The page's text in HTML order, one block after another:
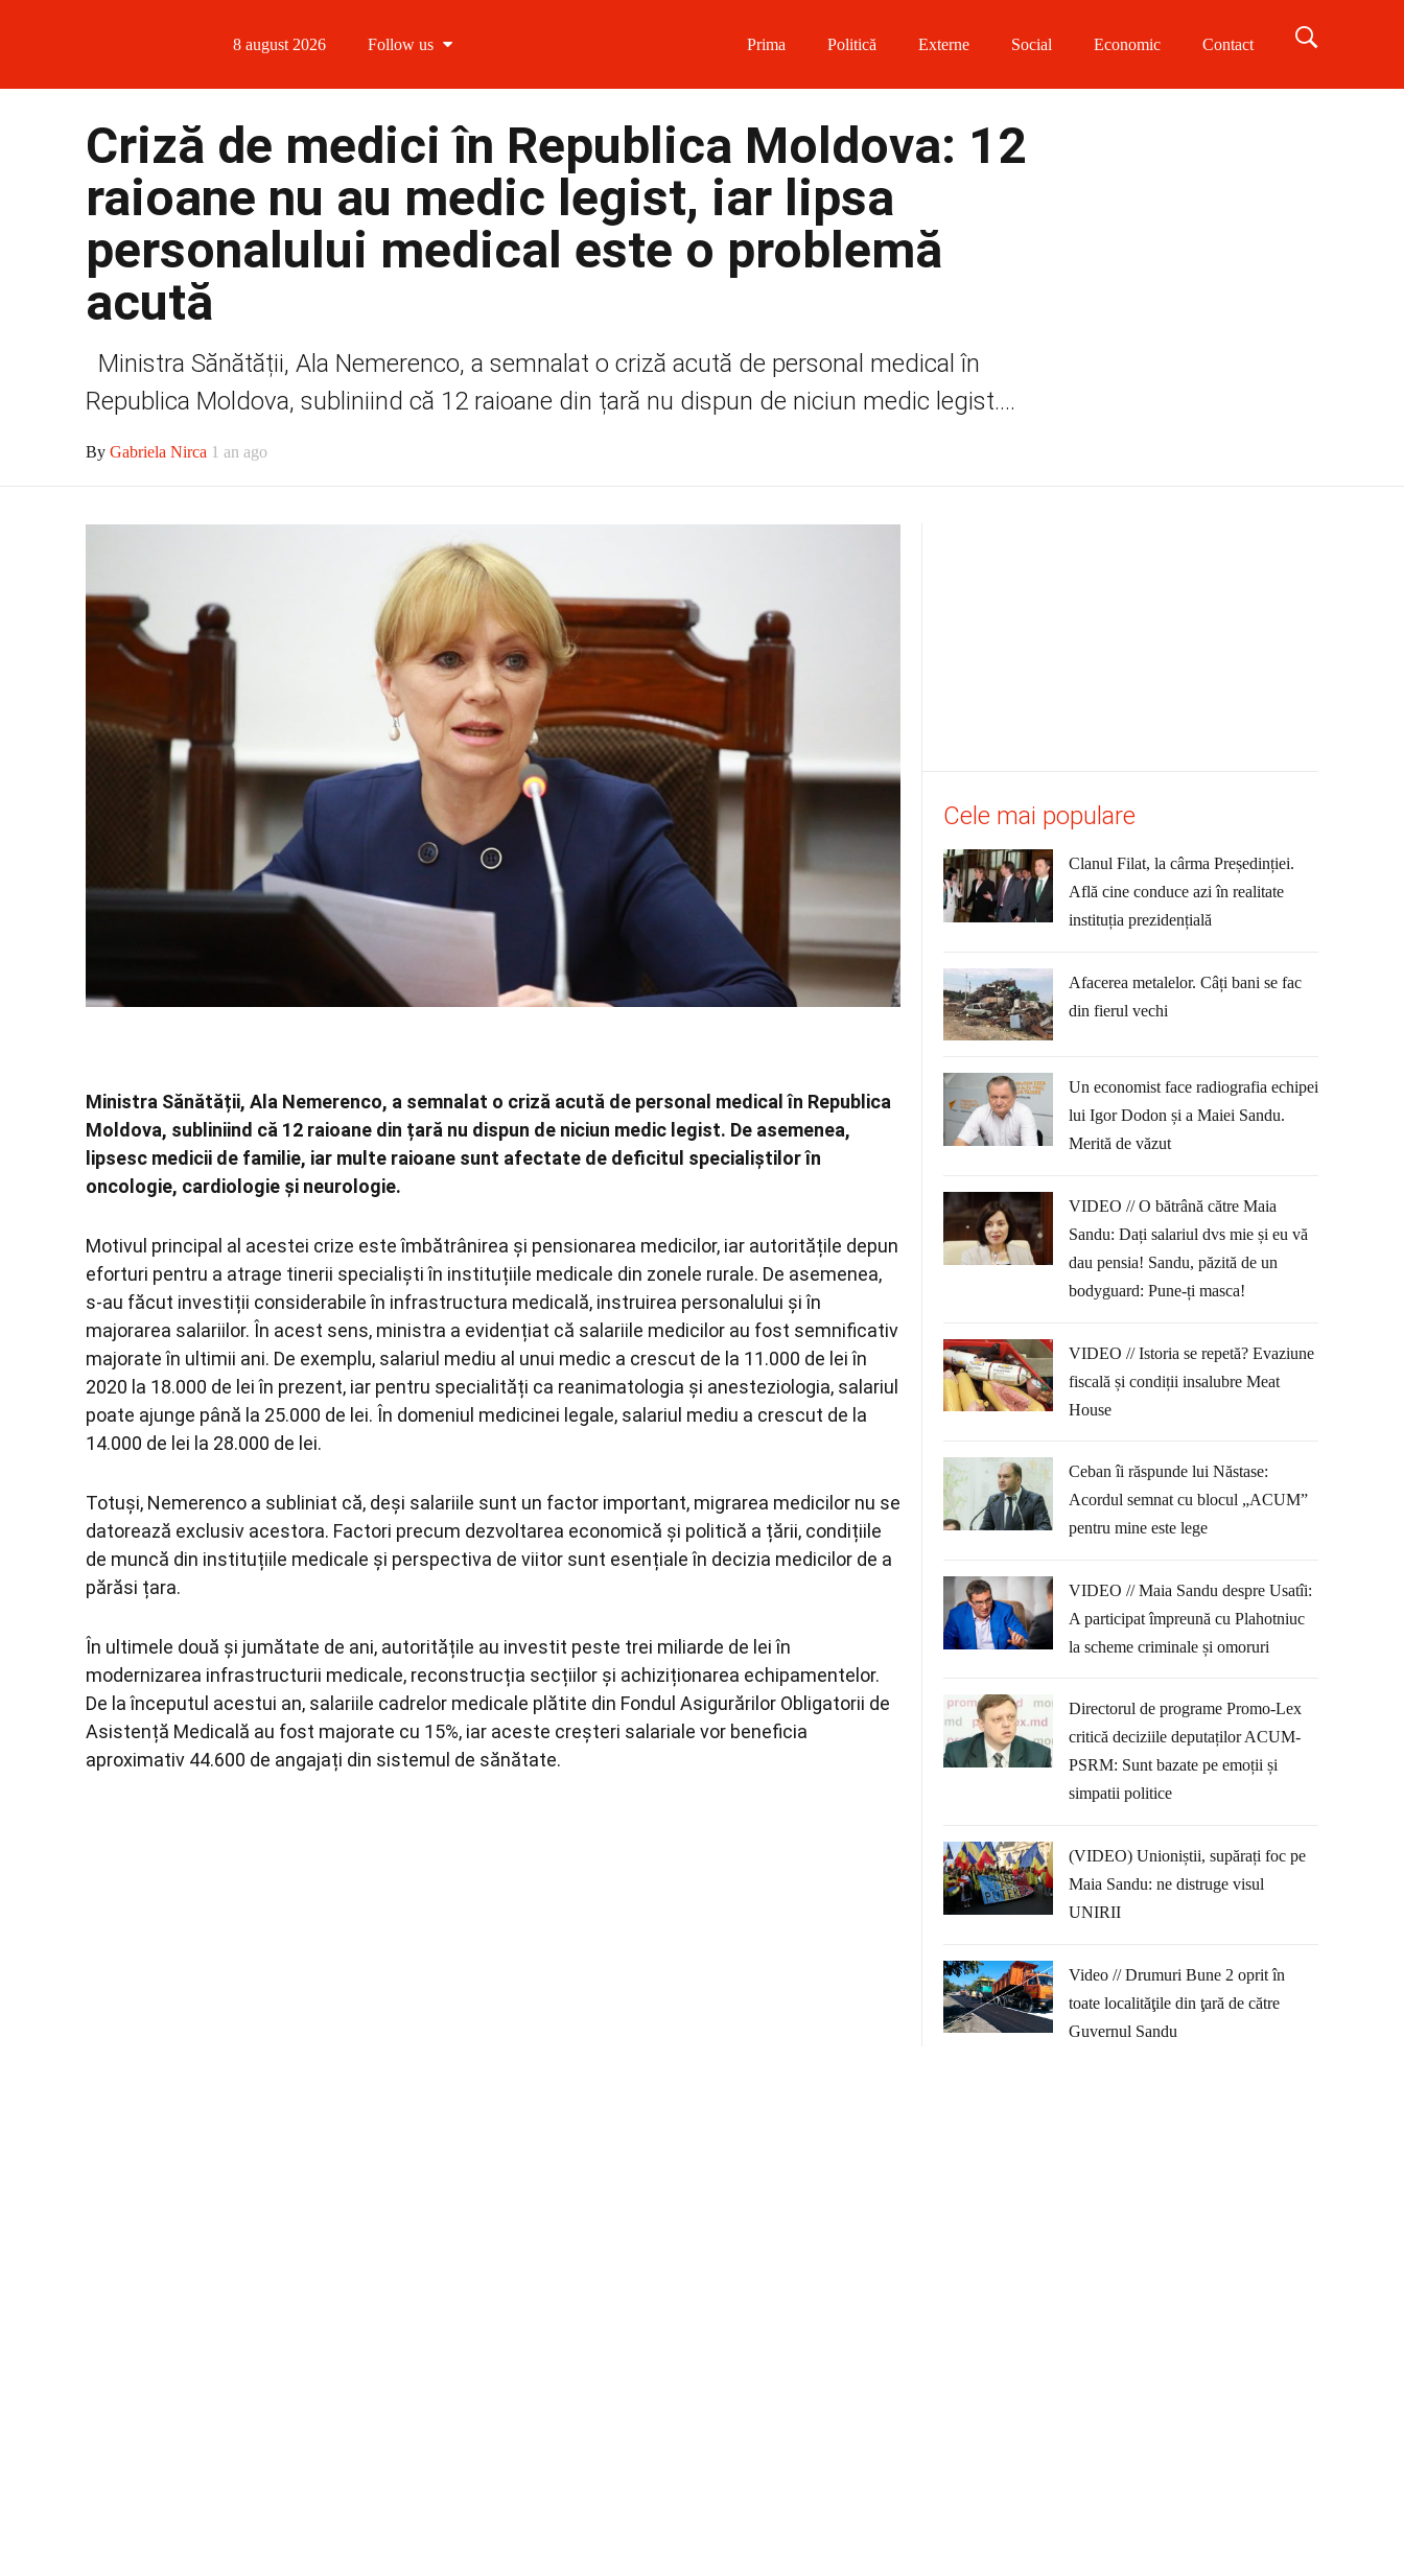
8 august 2026 Follow us
Follow us on Twitter
Prima Politică Externe Social Economic Contact
Criză de medici în Republica Moldova: 12
raioane nu au medic legist, iar lipsa
personalului medical este o problemă
acută
Ministra Sănătății, Ala Nemerenco, a semnalat o criză acută de personal medical în
Republica Moldova, subliniind că 12 raioane din țară nu dispun de niciun medic legist....
By Gabriela Nirca 1 an ago
Ministra Sănătății, Ala Nemerenco, a semnalat o criză acută de personal medical în Republica
Moldova, subliniind că 12 raioane din țară nu dispun de niciun medic legist. De asemenea,
lipsesc medicii de familie, iar multe raioane sunt afectate de deficitul specialiștilor în
oncologie, cardiologie și neurologie.
Motivul principal al acestei crize este îmbătrânirea și pensionarea medicilor, iar autoritățile depun
eforturi pentru a atrage tinerii specialiști în instituțiile medicale din zonele rurale. De asemenea,
s-au făcut investiții considerabile în infrastructura medicală, instruirea personalului și în
majorarea salariilor. În acest sens, ministra a evidențiat că salariile medicilor au fost semnificativ
majorate în ultimii ani. De exemplu, salariul mediu al unui medic a crescut de la 11.000 de lei în
2020 la 18.000 de lei în prezent, iar pentru specialități ca reanimatologia și anesteziologia, salariul
poate ajunge până la 25.000 de lei. În domeniul medicinei legale, salariul mediu a crescut de la
14.000 de lei la 28.000 de lei.
Totuși, Nemerenco a subliniat că, deși salariile sunt un factor important, migrarea medicilor nu se
datorează exclusiv acestora. Factori precum dezvoltarea economică și politică a țării, condițiile
de muncă din instituțiile medicale și perspectiva de viitor sunt esențiale în decizia medicilor de a
părăsi țara.
În ultimele două și jumătate de ani, autoritățile au investit peste trei miliarde de lei în
modernizarea infrastructurii medicale, reconstrucția secțiilor și achiziționarea echipamentelor.
De la începutul acestui an, salariile cadrelor medicale plătite din Fondul Asigurărilor Obligatorii de
Asistență Medicală au fost majorate cu 15%, iar aceste creșteri salariale vor beneficia
aproximativ 44.600 de angajați din sistemul de sănătate.
Cele mai populare
Clanul Filat, la cârma Președinției.
Află cine conduce azi în realitate
instituția prezidențială
Afacerea metalelor. Câți bani se fac
din fierul vechi
Un economist face radiografia echipei
lui Igor Dodon și a Maiei Sandu.
Merită de văzut
VIDEO // O bătrână către Maia
Sandu: Dați salariul dvs mie și eu vă
dau pensia! Sandu, păzită de un
bodyguard: Pune-ți masca!
VIDEO // Istoria se repetă? Evaziune
fiscală și condiții insalubre Meat
House
Ceban îi răspunde lui Năstase:
Acordul semnat cu blocul „ACUM”
pentru mine este lege
VIDEO // Maia Sandu despre Usatîi:
A participat împreună cu Plahotniuc
la scheme criminale și omoruri
Directorul de programe Promo-Lex
critică deciziile deputaților ACUM-
PSRM: Sunt bazate pe emoții și
simpatii politice
(VIDEO) Unioniștii, supărați foc pe
Maia Sandu: ne distruge visul
UNIRII
Video // Drumuri Bune 2 oprit în
toate localităţile din ţară de către
Guvernul Sandu